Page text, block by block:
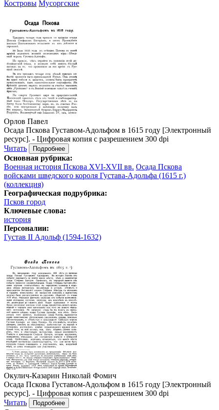
Костровы Мусоргские
Орлов Павел
Осада Пскова Густавом-Адольфом в 1615 году [Электронный
ресурс]. - Цифровая копия с разрешением 300 dpi
Читать
Подробнее
Основная рубрика:
Военная история Пскова XVI-XVII вв. Осада Пскова
войсками шведского короля Густава-Адольфа (1615 г.)
(коллекция)
Географическая подрубрика:
Псков город
Ключевые слова:
история
Персоналии:
Густав II Адольф (1594-1632)
Окулич-Казарин Николай Фомич
Осада Пскова Густавом-Адольфом в 1615 году [Электронный
ресурс]. - Цифровая копия с разрешением 300 dpi
Читать
Подробнее